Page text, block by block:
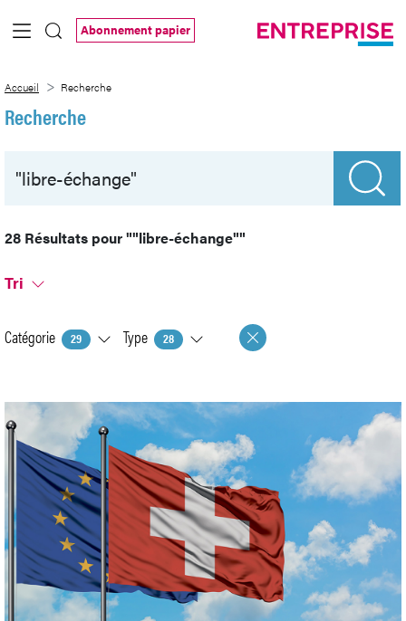
Saut au contenu principal
Abonnement papier
Accueil Recherche
Recherche
28 Résultats pour""libre-échange""
Tri
Catégorie 29 Type 28